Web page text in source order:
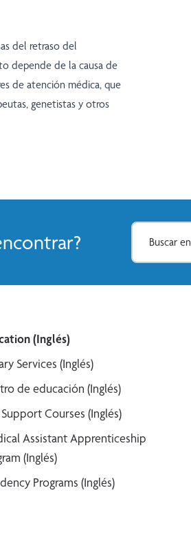
del retraso del
depende de la causa de
de atención médica, que
genetistas y otros
(Inglés)
Services (Inglés)
de educación (Inglés)
Courses (Inglés)
Assistant Apprenticeship
(Inglés)
Programs (Inglés)